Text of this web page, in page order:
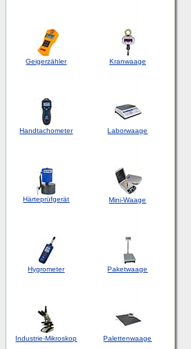
Geigerzähler Kranwaage
Handtachometer Laborwaage
Härteprüfgerät Mini-Waage
Hygrometer Paketwaage
Industrie-Mikroskop Palettenwaage